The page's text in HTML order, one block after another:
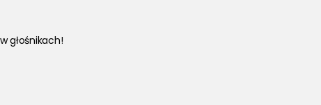
głośnikach!